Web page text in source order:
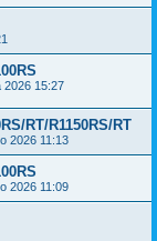
2026 15:27
RT/R1150RS/RT
2026 11:13
2026 11:09